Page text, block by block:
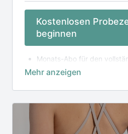
Kostenlosen
beginnen
Monats-Abo für den
unserer online Mediathek,
Laufzeit 1 Monat,
um einen weiteren Monate
angewendet wurde
Zugang zu unserer
Regelmäßige Live-Streams